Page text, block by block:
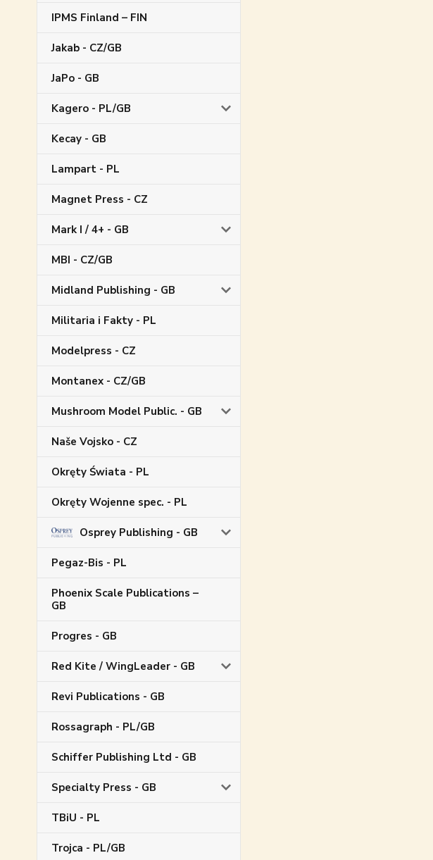
IPMS Finland – FIN
Jakab - CZ/GB
JaPo - GB
Kagero - PL/GB
Kecay - GB
Lampart - PL
Magnet Press - CZ
Mark I / 4+ - GB
MBI - CZ/GB
Midland Publishing - GB
Militaria i Fakty - PL
Modelpress - CZ
Montanex - CZ/GB
Mushroom Model Public. - GB
Naše Vojsko - CZ
Okręty Świata - PL
Okręty Wojenne spec. - PL
Osprey Publishing - GB
Pegaz-Bis - PL
Phoenix Scale Publications –
GB
Progres - GB
Red Kite / WingLeader - GB
Revi Publications - GB
Rossagraph - PL/GB
Schiffer Publishing Ltd - GB
Specialty Press - GB
TBiU - PL
Trojca - PL/GB